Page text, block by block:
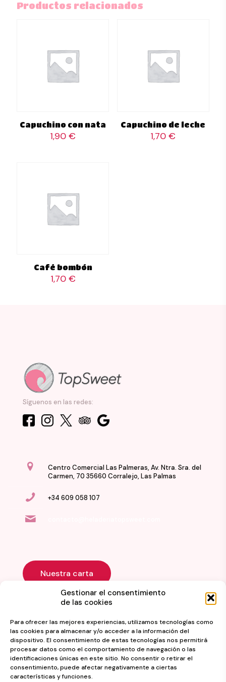
Gestionar el consentimiento
de las cookies
Para ofrecer las mejores experiencias, utilizamos tecnologías como
las cookies para almacenar y/o acceder a la información del
dispositivo. El consentimiento de estas tecnologías nos permitirá
procesar datos como el comportamiento de navegación o las
identificaciones únicas en este sitio. No consentir o retirar el
consentimiento, puede afectar negativamente a ciertas
características y funciones.
Productos relacionados
Capuchino con nata
1,90€
Capuchino de leche
1,70€
Café bombón
1,70 €
Síguenos en las redes:
Centro Comercial Las Palmeras, Av. Ntra. Sra. del
Carmen, 70 35660 Corralejo, Las Palmas
+34 609 058 107
Nuestra carta
© 2024 heladeriatopsweet.com. Todos los derechos